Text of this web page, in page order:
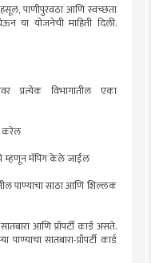
पाणीपुरवठा आणि स्वच्छता
या योजनेची माहिती दिली.
प्रत्येक विभागातील एका
करेल
म्हणून मॅपिंग केले जाईल
पाण्याचा साठा आणि शिल्लक
आणि प्रॉपर्टी कार्ड असते.
सातबारा-प्रॉपर्टी कार्ड